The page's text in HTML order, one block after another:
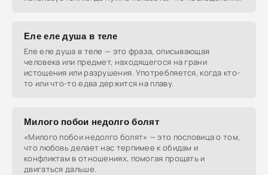
Еле еле душа в теле
Еле еле душа в теле — это фраза, описывающая
человека или предмет, находящегося на грани
истощения или разрушения. Употребляется, когда кто-
то или что-то едва держится на плаву.
Милого побои недолго болят
«Милого побои недолго болят» — это пословица о том,
что любовь делает нас терпимее к обидам и
конфликтам в отношениях, помогая прощать и
двигаться дальше.